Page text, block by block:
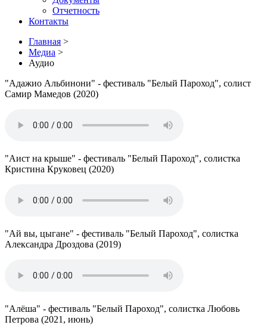
Отчетность
Контакты
Главная >
Медиа >
Аудио
"Адажио Альбинони" - фестиваль "Белый Пароход", солист
Самир Мамедов (2020)
"Аист на крыше" - фестиваль "Белый Пароход", солистка
Кристина Круковец (2020)
"Ай вы, цыгане" - фестиваль "Белый Пароход", солистка
Александра Дроздова (2019)
"Алёша" - фестиваль "Белый Пароход", солистка Любовь
Петрова (2021, июнь)